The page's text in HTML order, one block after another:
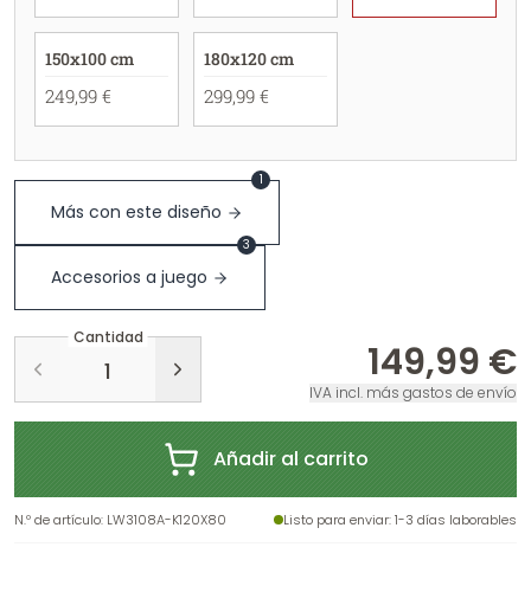
150x100 cm
249,99 €
180x120 cm
299,99 €
Más con este diseño
1
Accesorios a juego
3
Cantidad
149,99 €
IVA incl. más gastos de envío
Añadir al carrito
N.º de artículo: LW3108A-K120X80 Listo para enviar: 1-3 días laborables